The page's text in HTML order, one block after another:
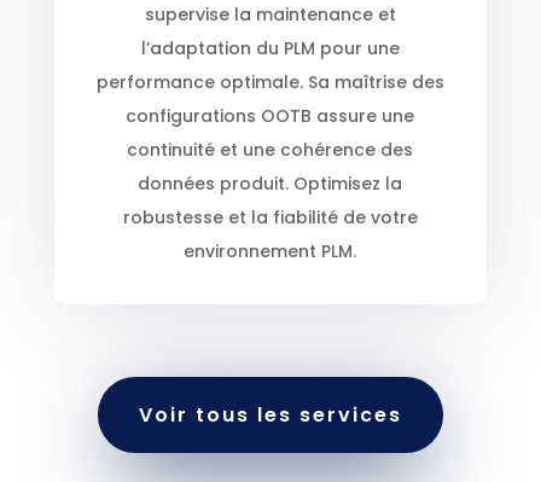
supervise la maintenance et
l’adaptation du PLM pour une
performance optimale. Sa maîtrise des
configurations OOTB assure une
continuité et une cohérence des
données produit. Optimisez la
robustesse et la fiabilité de votre
environnement PLM.
Voir tous les services